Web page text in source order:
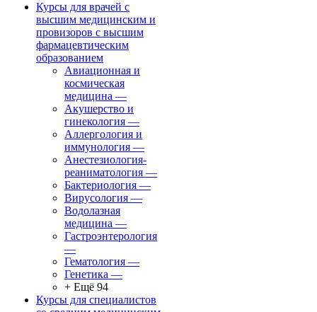
Курсы для врачей с
высшим медицинским и
провизоров с высшим
фармацевтическим
образованием
Авиационная и
космическая
медицина —
Акушерство и
гинекология —
Аллергология и
иммунология —
Анестезиология-
реаниматология —
Бактериология —
Вирусология —
Водолазная
медицина —
Гастроэнтерология
—
Гематология —
Генетика —
+ Ещё 94
Курсы для специалистов